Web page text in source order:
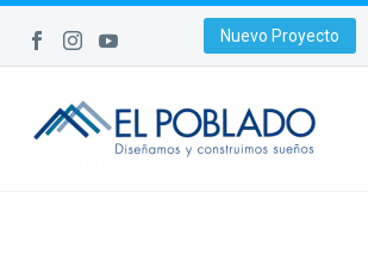
Nuevo Proyecto